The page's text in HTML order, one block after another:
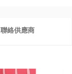
聯絡供應商